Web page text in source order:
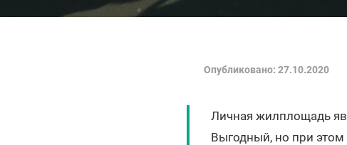
Опубликовано: 27.10.2020
Личная жилплощадь
Выгодный, но при